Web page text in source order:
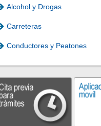
Alcohol y Drogas
Carreteras
Conductores y Peatones